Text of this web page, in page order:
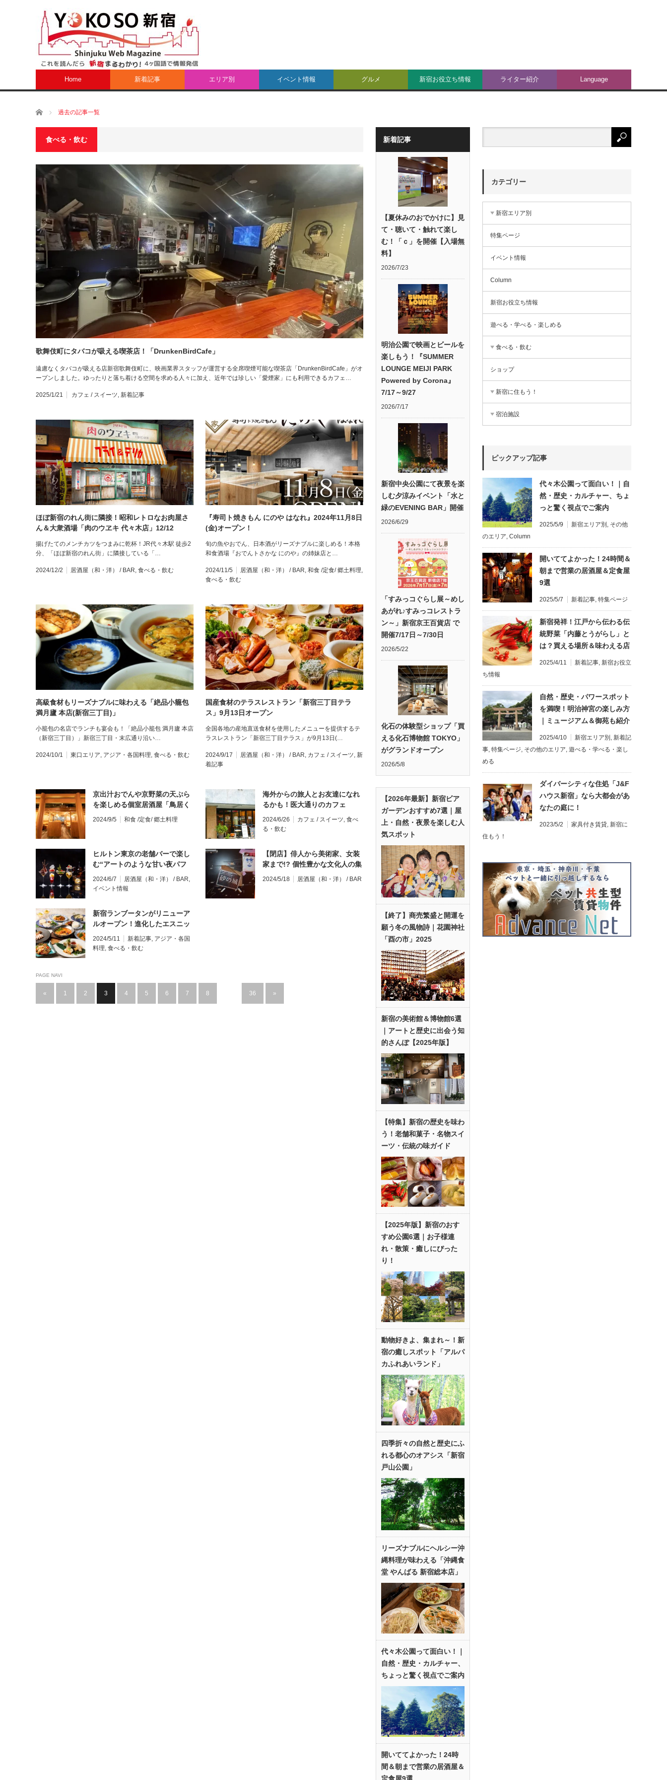
Home 新着記事 エリア別 イベント情報 グルメ 新宿お役立ち情報 ライター紹介 Language
ホーム 過去の記事一覧
食べる・飲む
歌舞伎町にタバコが吸える喫茶店！「DrunkenBirdCafe」
遠慮なくタバコが吸える店新宿歌舞伎町に、映画業界スタッフが運営する全席喫煙可能な喫茶店「DrunkenBirdCafe」がオ
ープンしました。ゆったりと落ち着ける空間を求める人々に加え、近年では珍しい「愛煙家」にも利用できるカフェ…
2025/1/21 カフェ / スイーツ, 新着記事
ほぼ新宿のれん街に隣接！昭和レトロなお肉屋さ
ん＆大衆酒場「肉のウヱキ 代々木店」12/12
揚げたてのメンチカツをつまみに乾杯！JR代々木駅 徒歩2
分、「ほぼ新宿のれん街」に隣接している「…
2024/12/2 居酒屋（和・洋） / BAR, 食べる・飲む
『寿司ト焼きもん にのや はなれ』2024年11月8日
(金)オープン！
旬の魚やおでん、日本酒がリーズナブルに楽しめる！本格
和食酒場『おでんトさかな にのや』の姉妹店と…
2024/11/5 居酒屋（和・洋） / BAR, 和食 /定食/ 郷土料理,
食べる・飲む
高級食材もリーズナブルに味わえる「絶品小籠包
満月廬 本店(新宿三丁目)」
小籠包の名店でランチも宴会も！「絶品小籠包 満月廬 本店
（新宿三丁目）」新宿三丁目・末広通り沿い…
2024/10/1 東口エリア, アジア・各国料理, 食べる・飲む
国産食材のテラスレストラン「新宿三丁目テラ
ス」9月13日オープン
全国各地の産地直送食材を使用したメニューを提供するテ
ラスレストラン「新宿三丁目テラス」が9月13日(…
2024/9/17 居酒屋（和・洋） / BAR, カフェ / スイーツ, 新
着記事
京出汁おでんや京野菜の天ぷら
を楽しめる個室居酒屋「鳥居く
2024/9/5 和食 /定食/ 郷土料理
海外からの旅人とお友達になれ
るかも！医大通りのカフェ
「IMANO TOKYO HOSTEL /
CAFE & BAR」
2024/6/26 カフェ / スイーツ, 食べ
る・飲む
ヒルトン東京の老舗バーで楽し
む“アートのような甘い夜パフ
ェ” 4種類が登場！6月14日～
2024/6/7 居酒屋（和・洋） / BAR,
イベント情報
【閉店】俳人から美術家、女装
家まで!? 個性豊かな文化人の集
うアートサロン「砂の城」
2024/5/18 居酒屋（和・洋） / BAR
新宿ランブータンがリニューア
ルオープン！進化したエスニッ
クダイニング&モダンアジアン
バーに変身
2024/5/11 新着記事, アジア・各国
料理, 食べる・飲む
PAGE NAVI
« 1 2 3 4 5 6 7 8 36 »
新着記事
【夏休みのおでかけに】見
て・聴いて・触れて楽し
む！「ｃ」を開催【入場無
料】
2026/7/23
明治公園で映画とビールを
楽しもう！『SUMMER
LOUNGE MEIJI PARK
Powered by Corona』
7/17～9/27
2026/7/17
新宿中央公園にて夜景を楽
しむ夕涼みイベント「水と
緑のEVENING BAR」開催
2026/6/29
「すみっコぐらし展～めし
あがれ♪すみっコレストラ
ン～」新宿京王百貨店 で
開催7/17日～7/30日
2026/5/22
化石の体験型ショップ「買
える化石博物館 TOKYO」
がグランドオープン
2026/5/8
【2026年最新】新宿ビア
ガーデンおすすめ7選｜屋
上・自然・夜景を楽しむ人
気スポット
【終了】商売繁盛と開運を
願う冬の風物詩｜花園神社
「酉の市」2025
新宿の美術館＆博物館6選
｜アートと歴史に出会う知
的さんぽ【2025年版】
【特集】新宿の歴史を味わ
う！老舗和菓子・名物スイ
ーツ・伝統の味ガイド
【2025年版】新宿のおす
すめ公園6選｜お子様連
れ・散策・癒しにぴった
り！
動物好きよ、集まれ～！新
宿の癒しスポット「アルパ
カふれあいランド」
四季折々の自然と歴史にふ
れる都心のオアシス「新宿
戸山公園」
リーズナブルにヘルシー沖
縄料理が味わえる「沖縄食
堂 やんばる 新宿総本店」
代々木公園って面白い！｜
自然・歴史・カルチャー、
ちょっと驚く視点でご案内
開いててよかった！24時
間＆朝まで営業の居酒屋＆
定食屋9選
カテゴリー
新宿エリア別
特集ページ
イベント情報
Column
新宿お役立ち情報
遊べる・学べる・楽しめる
食べる・飲む
ショップ
新宿に住もう！
宿泊施設
ピックアップ記事
代々木公園って面白い！｜自
然・歴史・カルチャー、ちょ
っと驚く視点でご案内
2025/5/9 新宿エリア別 , その他
のエリア, Column
開いててよかった！24時間＆
朝まで営業の居酒屋＆定食屋
9選
2025/5/7 新着記事, 特集ページ
新宿発祥！江戸から伝わる伝
統野菜「内藤とうがらし」と
は？買える場所＆味わえる店
2025/4/11 新着記事, 新宿お役立
ち情報
自然・歴史・パワースポット
を満喫！明治神宮の楽しみ方
｜ミュージアム＆御苑も紹介
2025/4/10 新宿エリア別 , 新着記
事, 特集ページ, その他のエリア, 遊べる・学べる・楽し
める
ダイバーシティな住処「J&F
ハウス新宿」なら大都会があ
なたの庭に！
2023/5/2 家具付き賃貸, 新宿に
住もう！